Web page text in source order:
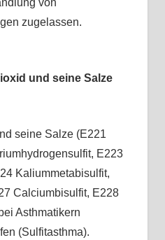
zugelassen.
und seine Salze
seine Salze (E221
E223
Kaliummetabisulfit,
Calciumbisulfit, E228
Asthmatikern
(Sulfitasthma).